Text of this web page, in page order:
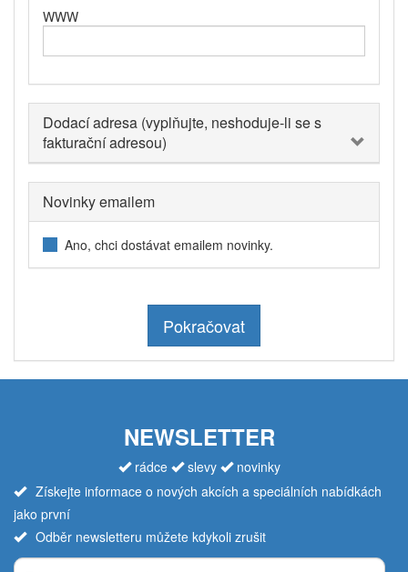
WWW
Dodací adresa (vyplňujte, neshoduje-li se s
fakturační adresou)
Novinky emailem
Ano, chci dostávat emailem novinky.
Pokračovat
NEWSLETTER
rádce slevy
novinky
Získejte informace o nových akcích a speciálních nabídkách
jako první
Odběr newsletteru můžete kdykoli zrušit